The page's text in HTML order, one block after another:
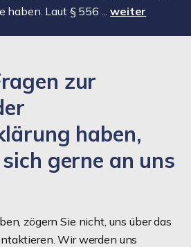
haben. Laut § 556 ...weiter
zur
haben,
gerne an uns
zögern Sie nicht, uns über das
Wir werden uns